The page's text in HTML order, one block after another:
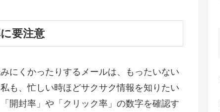
要注意
にくかったりするメールは、もったいない
も、忙しい時ほどサクサク情報を知りたい
開封率」や「クリック率」の数字を確認す